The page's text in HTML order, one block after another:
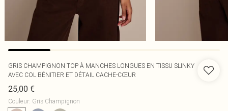
GRIS CHAMPIGNON TOP À MANCHES LONGUES EN TISSU SLINKY
AVEC COL BÉNITIER ET DÉTAIL CACHE-CŒUR
25,00 €
Couleur: Gris Champignon